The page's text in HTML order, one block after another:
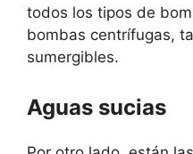
todos los tipos de
bombas centrífugas,
sumergibles.
Aguas sucias